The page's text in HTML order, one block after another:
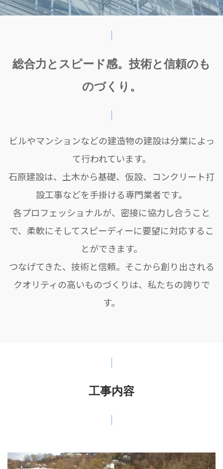
総合力とスピード感。技術と信頼のも
のづくり。
ビルやマンションなどの建造物の建設は分業によっ
て行われています。
石原建設は、土木から基礎、仮設、コンクリート打
設工事などを手掛ける専門業者です。
各プロフェッショナルが、密接に協力し合うこと
で、柔軟にそしてスピーディーに要望に対応するこ
とができます。
つなげてきた、技術と信頼。そこから創り出される
クオリティの高いものづくりは、私たちの誇りで
す。
工事内容